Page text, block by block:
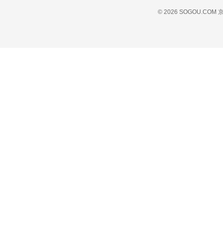
© 2026 SOGOU.COM